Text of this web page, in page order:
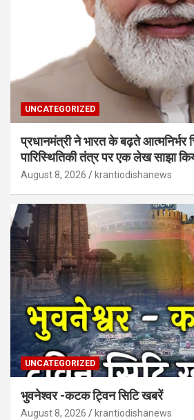
UNCATEGORIZED
प्रधानमंत्री ने भारत के बढ़ते आत्मनिर्भर
पारिस्थितिकी तंत्र पर एक लेख साझा
August 8, 2026 krantiodishanews
UNCATEGORIZED
भुवनेश्वर -कटक ट्विन सिटि खबरें
August 8, 2026 krantiodishanews